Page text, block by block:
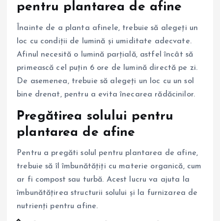
pentru plantarea de afine
Înainte de a planta afinele, trebuie să alegeți un
loc cu condiții de lumină și umiditate adecvate.
Afinul necesită o lumină parțială, astfel încât să
primească cel puțin 6 ore de lumină directă pe zi.
De asemenea, trebuie să alegeți un loc cu un sol
bine drenat, pentru a evita înecarea rădăcinilor.
Pregătirea solului pentru
plantarea de afine
Pentru a pregăti solul pentru plantarea de afine,
trebuie să îl îmbunătățiți cu materie organică, cum
ar fi compost sau turbă. Acest lucru va ajuta la
îmbunătățirea structurii solului și la furnizarea de
nutrienți pentru afine.